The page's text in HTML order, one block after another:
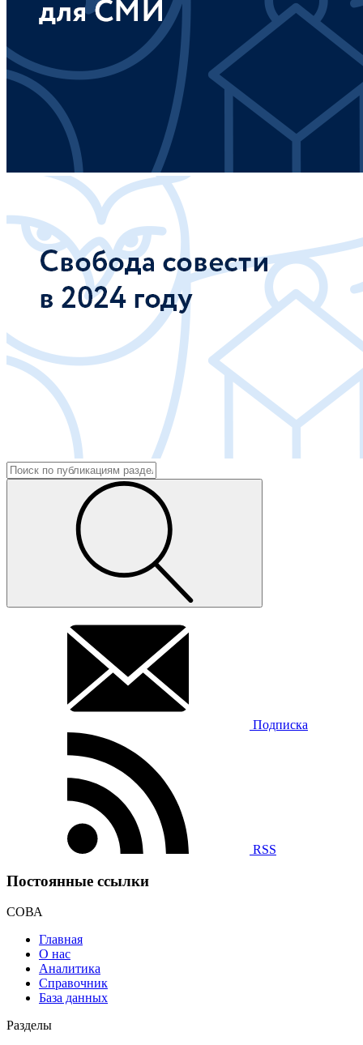
Подписка
RSS
Постоянные ссылки
СОВА
Главная
О нас
Аналитика
Справочник
База данных
Разделы